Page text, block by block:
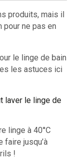
produits, mais il
pour ne pas en
le linge de bain
les astuces ici
laver le linge de
linge à 40°C
faire jusqu’à
!